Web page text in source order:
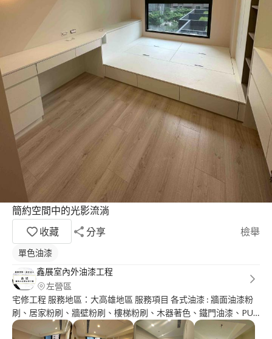
簡約空間中的光影流淌
收藏
分享 檢舉
單色油漆
鑫展室內外油漆工程
左營區
宅修工程 服務地區：大高雄地區 服務項目 各式油漆 : 牆面油漆粉
刷、居家粉刷、牆壁粉刷、樓梯粉刷、木器著色、鐵門油漆、PU
施工、批土、裂縫處理、室內外油漆、室內調色、刷噴、裝潢油漆